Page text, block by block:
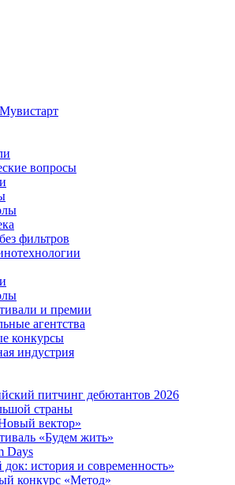
вопросы
фильтров
и премии
агентства
конкурсы
индустрия
питчинг дебютантов 2026
страны
вектор»
«Будем жить»
Days
док: история и современность»
конкурс «Метод»